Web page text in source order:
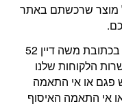
מוצר שרכשתם באתר
החזרת המוצר תעשה על ידי הלקוח, בכתובת משה דיין 52
הלקוחות שלנו
פגם או אי התאמה
אי התאמה האיסוף